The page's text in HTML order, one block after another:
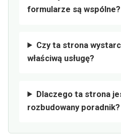
formularze są wspólne?
Czy ta strona
właściwą usługę?
Dlaczego ta strona
rozbudowany poradnik?